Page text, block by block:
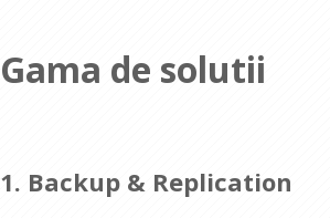
Gama de solutii
1. Backup & Replication